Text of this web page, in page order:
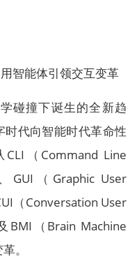
智能体引领交互变革
碰撞下诞生的全新趋
代向智能时代革命性
（Command Line
（Graphic User
（Conversation User
BMI（Brain Machine
。